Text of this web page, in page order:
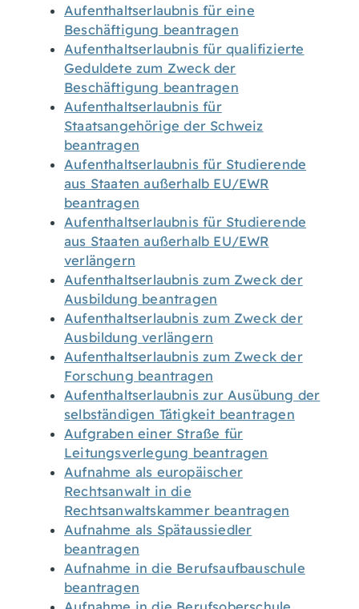
Aufenthaltserlaubnis für eine
Beschäftigung beantragen
Aufenthaltserlaubnis für qualifizierte
Geduldete zum Zweck der
Beschäftigung beantragen
Aufenthaltserlaubnis für
Staatsangehörige der Schweiz
beantragen
Aufenthaltserlaubnis für Studierende
aus Staaten außerhalb EU/EWR
beantragen
Aufenthaltserlaubnis für Studierende
aus Staaten außerhalb EU/EWR
verlängern
Aufenthaltserlaubnis zum Zweck der
Ausbildung beantragen
Aufenthaltserlaubnis zum Zweck der
Ausbildung verlängern
Aufenthaltserlaubnis zum Zweck der
Forschung beantragen
Aufenthaltserlaubnis zur Ausübung der
selbständigen Tätigkeit beantragen
Aufgraben einer Straße für
Leitungsverlegung beantragen
Aufnahme als europäischer
Rechtsanwalt in die
Rechtsanwaltskammer beantragen
Aufnahme als Spätaussiedler
beantragen
Aufnahme in die Berufsaufbauschule
beantragen